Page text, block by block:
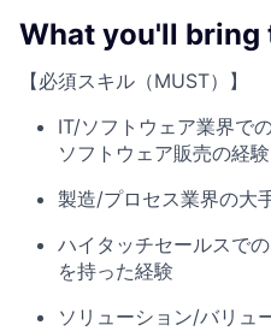
What you'll bring
【必須スキル（MUST）】
IT/ソフトウェア業界で
ソフトウェア販売の経験
製造/プロセス業界の大
ハイタッチセールスで
を持った経験
ソリューション/バリュ